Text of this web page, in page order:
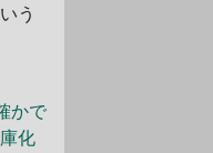
う
かで
化